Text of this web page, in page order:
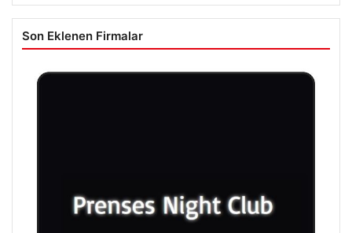
Son Eklenen Firmalar